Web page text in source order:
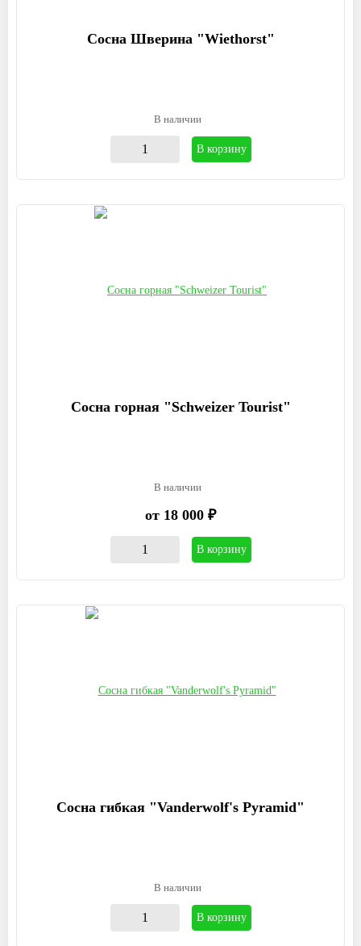
Сосна Шверина "Wiethorst"
В наличии
В корзину
Сосна горная "Schweizer Tourist"
В наличии
от 18 000 ₽
В корзину
Сосна гибкая "Vanderwolf's Pyramid"
В наличии
В корзину